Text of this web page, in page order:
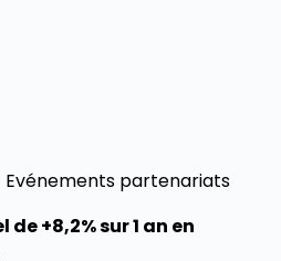
Evénements partenariats
de +8,2% sur 1 an en